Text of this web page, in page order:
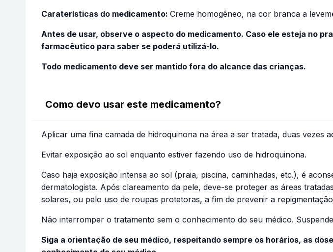
Caraterísticas do medicamento: Creme homogêneo, na cor branca a
Antes de usar, observe o aspecto do medicamento. Caso ele esteja no
farmacêutico para saber se poderá utilizá-lo.
Todo medicamento deve ser mantido fora do alcance das crianças.
Como devo usar este medicamento?
Aplicar uma fina camada de hidroquinona na área a ser tratada, duas vezes
Evitar exposição ao sol enquanto estiver fazendo uso de hidroquinona.
Caso haja exposição intensa ao sol (praia, piscina, caminhadas, etc.), é
dermatologista. Após clareamento da pele, deve-se proteger as áreas
solares, ou pelo uso de roupas protetoras, a fim de prevenir a
Não interromper o tratamento sem o conhecimento do seu médico.
Siga a orientação de seu médico, respeitando sempre os horários, as